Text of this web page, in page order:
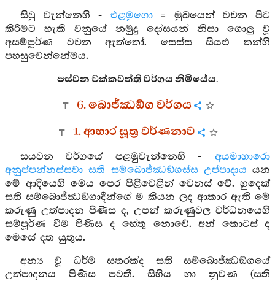
සිවු වැන්නෙහි -එළමුගො = මුඛයෙන් වචන පිට
කිරිමට හැකි වනුයේ නමුදු දෝසයන් නිසා ගොලු වූ
අසම්පූර්ණ වචන ඇත්තෝ. සෙස්ස සියළු තන්හි
පහසුවෙන්නේමය.
පස්වන චක්කවත්ති වර්ගය නිමියේය.
6. බොජ්ඣඞ්ග වර්ගය
1. ආහාර සූත්‍ර වර්ණනාව
සයවන වර්ගයේ පළමුවැන්නෙහි - අයමාහාරො
අනුප්පන්නස්සවා සති සම්බොජ්ඣඞ්ගස්ස උප්පාදාය යන
මේ ආදියෙහි මෙය පෙර පිළිවෙළින් වෙනස් වේ. හුදෙක්
සති සම්බොජ්ඣඞ්ගාදීන්ගේ ම කියන ලද ආකාර ඇති මේ
කරුණු උත්පාදන පිණිස ද, උපන් කරුණුවල වර්ධනයෙහි
සම්පූර්ණ වීම පිණිස ද හේතු නොවේ. අන් කොටස් ද
මෙසේ දත යුතුය.
අන්‍ය වූ ධර්ම සතරක්ද සති සම්බොජ්ඣඞ්ගයේ
උත්පාදනය පිණිස පවතී. සිහිය හා නුවණ (සති